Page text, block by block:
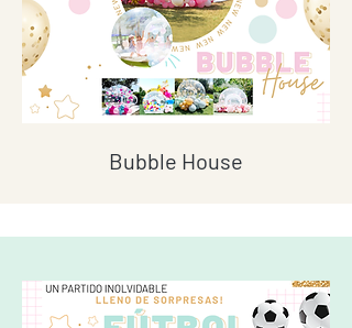
Bubble House